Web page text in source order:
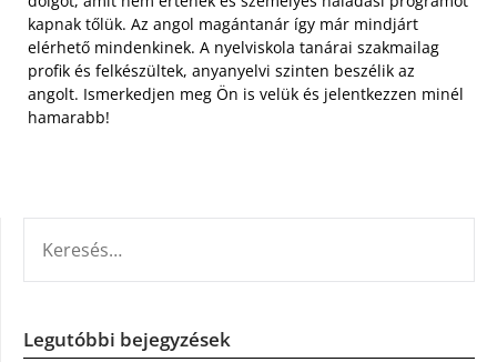
kapnak tőlük. Az angol magántanár így már mindjárt
elérhető mindenkinek. A nyelviskola tanárai szakmailag
profik és felkészültek, anyanyelvi szinten beszélik az
angolt. Ismerkedjen meg Ön is velük és jelentkezzen minél
hamarabb!
Legutóbbi bejegyzések